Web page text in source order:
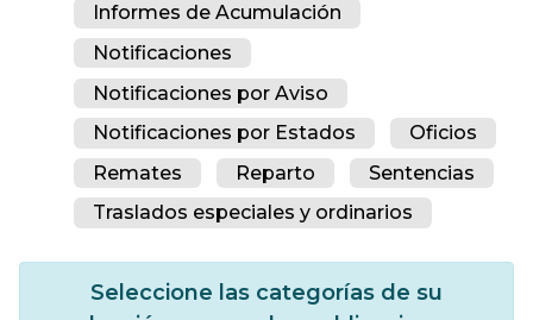
Informes de Acumulación
Notificaciones
Notificaciones por Aviso
Notificaciones por Estados
Oficios
Remates
Reparto
Sentencias
Traslados especiales y ordinarios
Seleccione las categorías de su